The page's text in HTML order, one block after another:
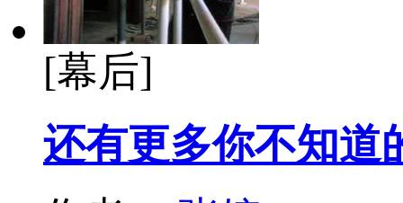
[幕后]
还有更多你不知道